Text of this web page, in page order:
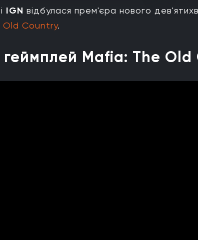
IGN відбулася прем'єра нового
Old Country.
Mafia: The